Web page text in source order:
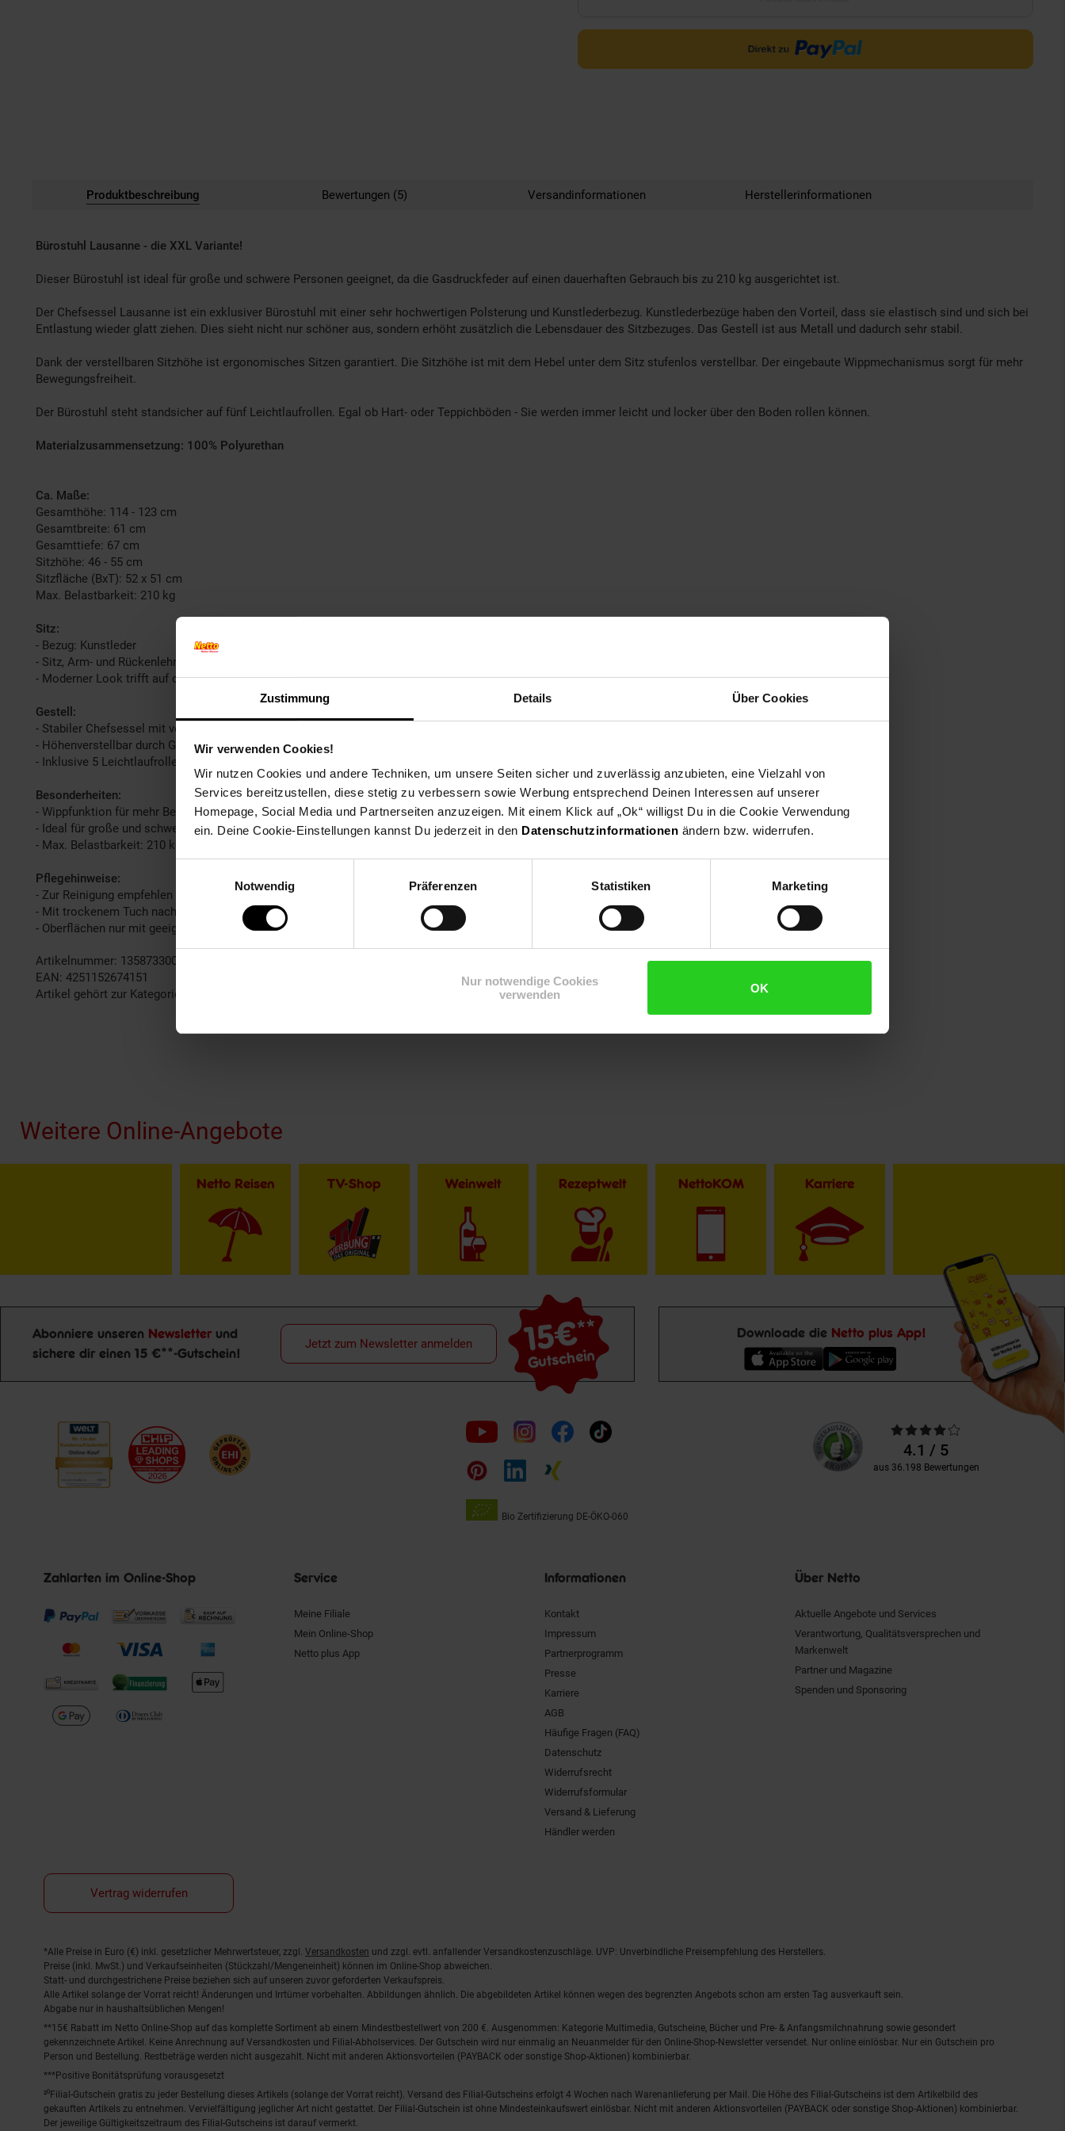
Zustimmung Details Über Cookies
Wir verwenden Cookies!
Wir nutzen Cookies und andere Techniken, um unsere Seiten sicher und zuverlässig anzubieten, eine Vielzahl von
Services bereitzustellen, diese stetig zu verbessern sowie Werbung entsprechend Deinen Interessen auf unserer
Homepage, Social Media und Partnerseiten anzuzeigen. Mit einem Klick auf „Ok“ willigst Du in die Cookie Verwendung
ein. Deine Cookie-Einstellungen kannst Du jederzeit in den Datenschutzinformationen ändern bzw. widerrufen.
Notwendig
Präferenzen Statistiken Marketing
Nur notwendige Cookies
verwenden
OK
Produktbeschreibung Bewertungen (5) Versandinformationen Herstellerinformationen
Bürostuhl Lausanne - die XXL Variante!
Dieser Bürostuhl ist ideal für große und schwere Personen geeignet, da die Gasdruckfeder auf einen dauerhaften Gebrauch bis zu 210 kg ausgerichtet ist.
Der Chefsessel Lausanne ist ein exklusiver Bürostuhl mit einer sehr hochwertigen Polsterung und Kunstlederbezug. Kunstlederbezüge haben den Vorteil, dass sie elastisch sind und sich bei
Entlastung wieder glatt ziehen. Dies sieht nicht nur schöner aus, sondern erhöht zusätzlich die Lebensdauer des Sitzbezuges. Das Gestell ist aus Metall und dadurch sehr stabil.
Dank der verstellbaren Sitzhöhe ist ergonomisches Sitzen garantiert. Die Sitzhöhe ist mit dem Hebel unter dem Sitz stufenlos verstellbar. Der eingebaute Wippmechanismus sorgt für mehr
Bewegungsfreiheit.
Der Bürostuhl steht standsicher auf fünf Leichtlaufrollen. Egal ob Hart- oder Teppichböden - Sie werden immer leicht und locker über den Boden rollen können.
Materialzusammensetzung: 100% Polyurethan
Ca. Maße:
Gesamthöhe: 114 - 123 cm
Gesamtbreite: 61 cm
Gesamttiefe: 67 cm
Sitzhöhe: 46 - 55 cm
Sitzfläche (BxT): 52 x 51 cm
Max. Belastbarkeit: 210 kg
Sitz:
- Bezug: Kunstleder
- Sitz, Arm- und Rückenlehne bequem gepolstert
- Moderner Look trifft auf optimalen Komfort
Gestell:
- Stabiler Chefsessel mit verchromten Metallgestell
- Höhenverstellbar durch Gasdruckfeder
- Inklusive 5 Leichtlaufrollen
Besonderheiten:
- Wippfunktion für mehr Bewegungsfreiheit
- Ideal für große und schwere Personen geeignet
- Max. Belastbarkeit: 210 kg
Pflegehinweise:
- Zur Reinigung empfehlen wir ein mit lauwarmem Wasser angefeuchtetes Baumwolltuch
- Mit trockenem Tuch nachpolieren
- Oberflächen nur mit geeignetem Aufsatz absaugen
Artikelnummer: 1358733009
EAN: 4251152674151
Artikel gehört zur Kategorie:
Weitere Online-Angebote
Netto Reisen TV-Shop Weinwelt Rezeptwelt NettoKOM Karriere
Newsletter Anmeldung
Abonniere unseren Newsletter und
sichere dir einen 15 €**-Gutschein!
15€**
Gutschein
Jetzt zum Newsletter anmelden
Downloade die Netto plus App!
Folge
uns
auf
Bio Zertifizierung DE-ÖKO-060
Unsere
Kundenbewertungen
Durchschnittliche
Bewertungen4.1 / 5
aus 36.198 Bewertungen
Zahlarten im Online-Shop Service
Meine Filiale
Mein Online-Shop
Netto plus App
Informationen
Kontakt
Impressum
Partnerprogramm
Presse
Karriere
AGB
Häufige Fragen (FAQ)
Datenschutz
Widerrufsrecht
Widerrufsformular
Versand & Lieferung
Händler werden
Über Netto
Aktuelle Angebote und Services
Verantwortung, Qualitätsversprechen und
Markenwelt
Partner und Magazine
Spenden und Sponsoring
Vertrag widerrufen
Fußnoten
*Alle Preise in Euro (€) inkl. gesetzlicher Mehrwertsteuer, zzgl. Versandkosten und zzgl. evtl. anfallender Versandkostenzuschläge. UVP: Unverbindliche Preisempfehlung des Herstellers.
Preise (inkl. MwSt.) und Verkaufseinheiten (Stückzahl/Mengeneinheit) können im Online-Shop abweichen.
Statt- und durchgestrichene Preise beziehen sich auf unseren zuvor geforderten Verkaufspreis.
Alle Artikel solange der Vorrat reicht! Änderungen und Irrtümer vorbehalten. Abbildungen ähnlich. Die abgebildeten Artikel können wegen des begrenzten Angebots schon am ersten Tag ausverkauft sein.
Abgabe nur in haushaltsüblichen Mengen!
**15€ Rabatt im Netto Online-Shop auf das komplette Sortiment ab einem Mindestbestellwert von 200 €. Ausgenommen: Kategorie Multimedia, Gutscheine, Bücher und Pre- & Anfangsmilchnahrung sowie gesondert
gekennzeichnete Artikel. Keine Anrechnung auf Versandkosten und Filial-Abholservices. Der Gutschein wird nur einmalig an Neuanmelder für den Online-Shop-Newsletter versendet. Nur online einlösbar. Nur ein Gutschein pro
Person und Bestellung. Restbeträge werden nicht ausgezahlt. Nicht mit anderen Aktionsvorteilen (PAYBACK oder sonstige Shop-Aktionen) kombinierbar.
***Positive Bonitätsprüfung vorausgesetzt
²⁰Filial-Gutschein gratis zu jeder Bestellung dieses Artikels (solange der Vorrat reicht). Versand des Filial-Gutscheins erfolgt 4 Wochen nach Warenanlieferung per Mail. Die Höhe des Filial-Gutscheins ist dem Artikelbild des
gekauften Artikels zu entnehmen. Vervielfältigung jeglicher Art nicht gestattet. Der Filial-Gutschein ist ohne Mindesteinkaufswert einlösbar. Nicht mit anderen Aktionsvorteilen (PAYBACK oder sonstige Shop-Aktionen) kombinierbar.
Der jeweilige Gültigkeitszeitraum des Filial-Gutscheins ist darauf vermerkt.